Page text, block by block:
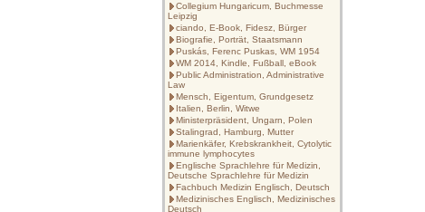
Collegium Hungaricum, Buchmesse
Leipzig
ciando, E-Book, Fidesz, Bürger
Biografie, Porträt, Staatsmann
Puskás, Ferenc Puskas, WM 1954
WM 2014, Kindle, Fußball, eBook
Public Administration, Administrative
Law
Mensch, Eigentum, Grundgesetz
Italien, Berlin, Witwe
Ministerpräsident, Ungarn, Polen
Stalingrad, Hamburg, Mutter
Marienkäfer, Krebskrankheit, Cytolytic
immune lymphocytes
Englische Sprachlehre für Medizin,
Deutsche Sprachlehre für Medizin
Fachbuch Medizin Englisch, Deutsch
Medizinisches Englisch, Medizinisches
Deutsch